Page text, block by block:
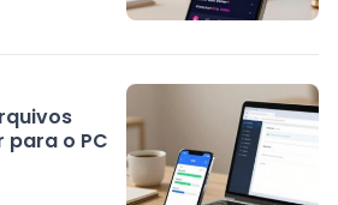
para o PC